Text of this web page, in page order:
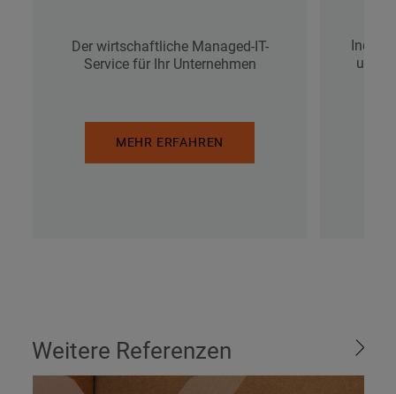
Der wirtschaftliche Managed-IT-
Service für Ihr Unternehmen
MEHR ERFAHREN
und
Weitere Referenzen